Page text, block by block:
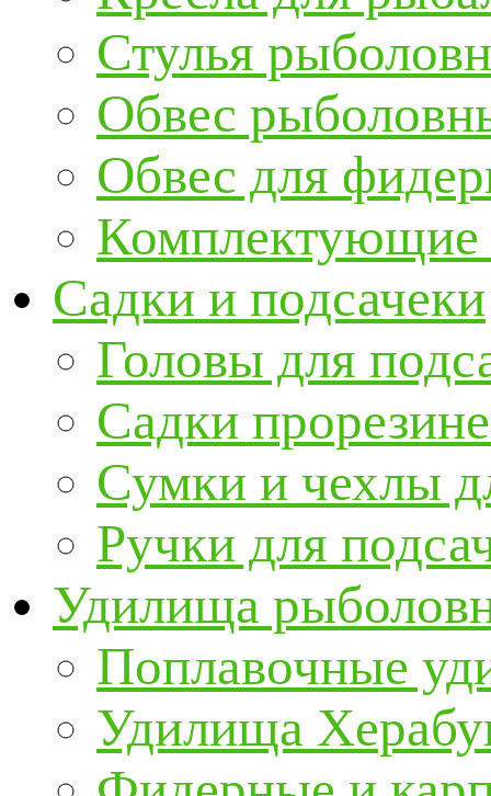
Стулья
Обвес
Обвес для
Комплектующие
Садки и подсачеки
Головы для
Садки
Сумки и чехлы
Ручки для
Удилища
Поплавочные
Удилища